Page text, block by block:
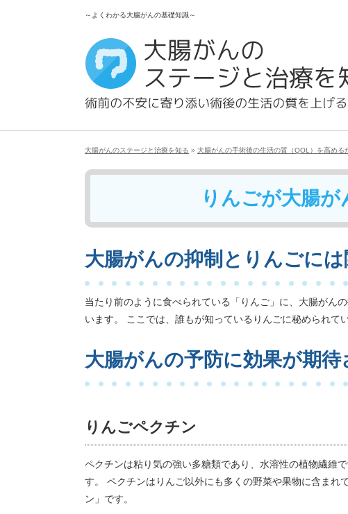
～よくわかる大腸がんの基礎知識～
大腸がんのステージと治療を知る » 大腸がんの手術後の生活の質（QOL）を高める
りんごが大腸
大腸がんの抑制とりんごに
当たり前のように食べられている「りんご」に、大腸がん
います。 ここでは、誰もが知っているりんごに秘められて
大腸がんの予防に効果が期
りんごペクチン
ペクチンは粘り気の強い多糖類であり、水溶性の植物繊維
す。 ペクチンはりんご以外にも多くの野菜や果物に含まれ
ン」です。